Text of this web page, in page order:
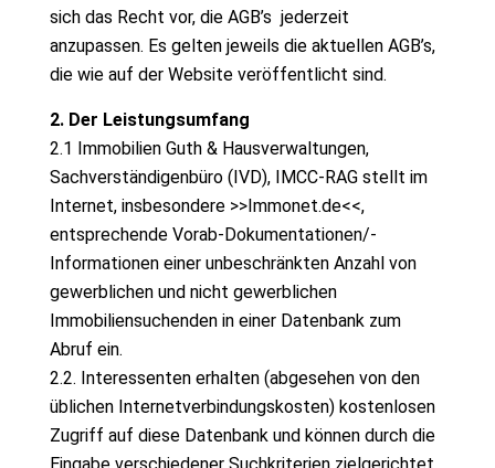
sich das Recht vor, die AGB’s jederzeit
anzupassen. Es gelten jeweils die aktuellen AGB’s,
die wie auf der Website veröffentlicht sind.
2. Der Leistungsumfang
2.1 Immobilien Guth & Hausverwaltungen,
Sachverständigenbüro (IVD), IMCC-RAG stellt im
Internet, insbesondere >>Immonet.de<<,
entsprechende Vorab-Dokumentationen/-
Informationen einer unbeschränkten Anzahl von
gewerblichen und nicht gewerblichen
Immobiliensuchenden in einer Datenbank zum
Abruf ein.
2.2. Interessenten erhalten (abgesehen von den
üblichen Internetverbindungskosten) kostenlosen
Zugriff auf diese Datenbank und können durch die